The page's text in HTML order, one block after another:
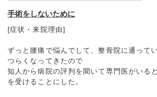
手術をしないために
[症状・来院理由]
ずっと腰痛で悩んでして、整骨院に通って
つらくなってきたので
知人から病院の評判を聞いて専門医がいる
を受けることにした。